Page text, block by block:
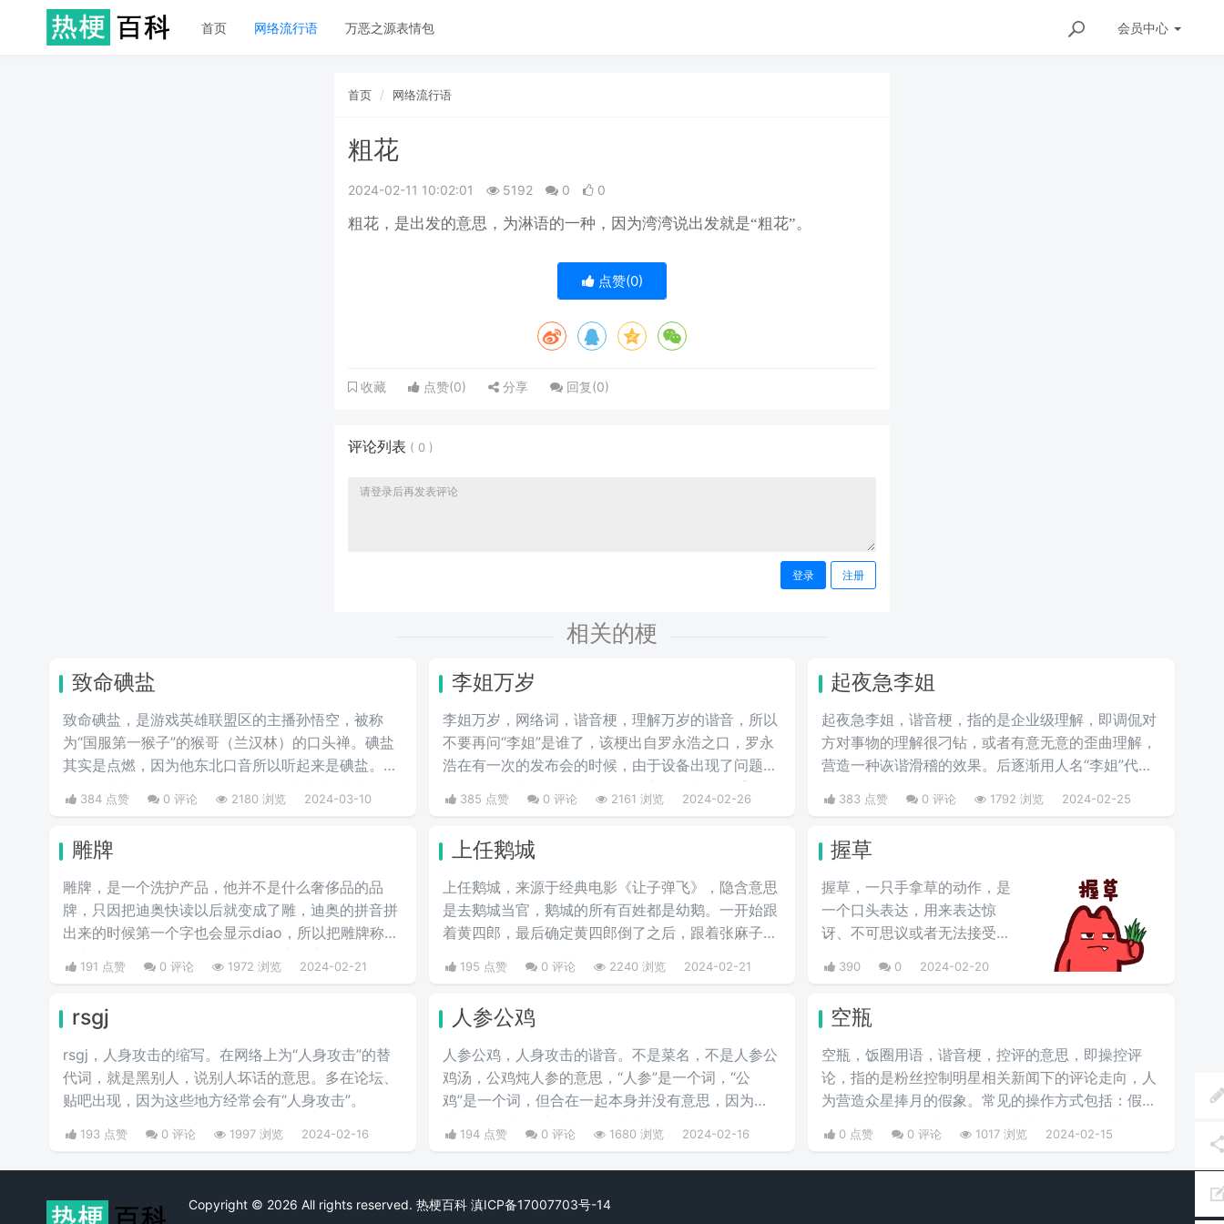
首页 网络流行语 万恶之源表情包 会员中心
首页 网络流行语
粗花
2024-02-11 10:02:01 5192 0 0
粗花，是出发的意思，为淋语的一种，因为湾湾说出发就是“粗花”。
点赞(0)
收藏 点赞(0) 分享 回复(0)
评论列表 ( 0 )
登录 注册
相关的梗
致命碘盐
致命碘盐，是游戏英雄联盟区的主播孙悟空，被称
为“国服第一猴子”的猴哥（兰汉林）的口头禅。碘盐
其实是点燃，因为他东北口音所以听起来是碘盐。点
害。
384 点赞 0 评论 2180 浏览 2024-03-10
李姐万岁
李姐万岁，网络词，谐音梗，理解万岁的谐音，所以
不要再问“李姐”是谁了，该梗出自罗永浩之口，罗永
浩在有一次的发布会的时候，由于设备出现了问题，
在现场频频出错，满头大汗的罗永浩不断地说【李姐
万岁】来缓解尴尬，然后被一些锤子的粉丝疯狂传
【李姐万岁】这样的字眼，可以说相当沙雕了，哈哈
哈哈哈哈哈哈哈。
385 点赞 0 评论 2161 浏览 2024-02-26
起夜急李姐
起夜急李姐，谐音梗，指的是企业级理解，即调侃对
方对事物的理解很刁钻，或者有意无意的歪曲理解，
营造一种诙谐滑稽的效果。后逐渐用人名“李姐”代
383 点赞 0 评论 1792 浏览 2024-02-25
雕牌
雕牌，是一个洗护产品，他并不是什么奢侈品的品
牌，只因把迪奥快读以后就变成了雕，迪奥的拼音拼
出来的时候第一个字也会显示diao，所以把雕牌称为
洗衣皂奢侈品品牌，Dior一直是华贵和高雅的代名
词，这是恶搞的叫法，因为迪奥的拼音diao和雕相
191 点赞 0 评论 1972 浏览 2024-02-21
上任鹅城
上任鹅城，来‌‌‌‌‌‌‌‌‌源于经典电影《让子弹飞》，隐含意思
是去鹅城当官，鹅城的所有百姓都是幼鹅。一开始跟
着黄四郎，最后确定黄四郎倒了之后，跟着张麻子，
195 点赞 0 评论 2240 浏览 2024-02-21
握草
握草，一只手拿草的动作，是
一个口头表达，用来表达惊
讶、不可思议或者无法接受的
并不是骂人的意思。
390 0 2024-02-20
rsgj
rsgj，人身攻击的缩写。在网络上为“人身攻击”的替
代词，就是黑别人，说别人坏话的意思。多在论坛、
贴吧出现，因为这些地方经常会有“人身攻击”。
193 点赞 0 评论 1997 浏览 2024-02-16
人参公鸡
人参公鸡，人身攻击的谐音。不是菜名，不是人参公
鸡汤，公鸡炖人参的意思，“人参”是一个词，“公
鸡”是一个词，但合在一起本身并没有意思，因为
与“人身攻击”发音相近，而成为一个的网络用语，在
网络上为“人身攻击”的替代词，就是黑人，说别人坏
话的意思。多在论坛、贴吧出现，因为这些地方经常
194 点赞 0 评论 1680 浏览 2024-02-16
空瓶
空瓶，饭圈用语，谐音梗，控评的意思，即操控评
论，指的是粉丝控制明星相关新闻下的评论走向，人
为营造众星捧月的假象。常见的操作方式包括：假装
评，对不好的评论进行举报。
0 点赞 0 评论 1017 浏览 2024-02-15
Copyright © 2026 All rights reserved. 热梗百科 滇ICP备17007703号-14